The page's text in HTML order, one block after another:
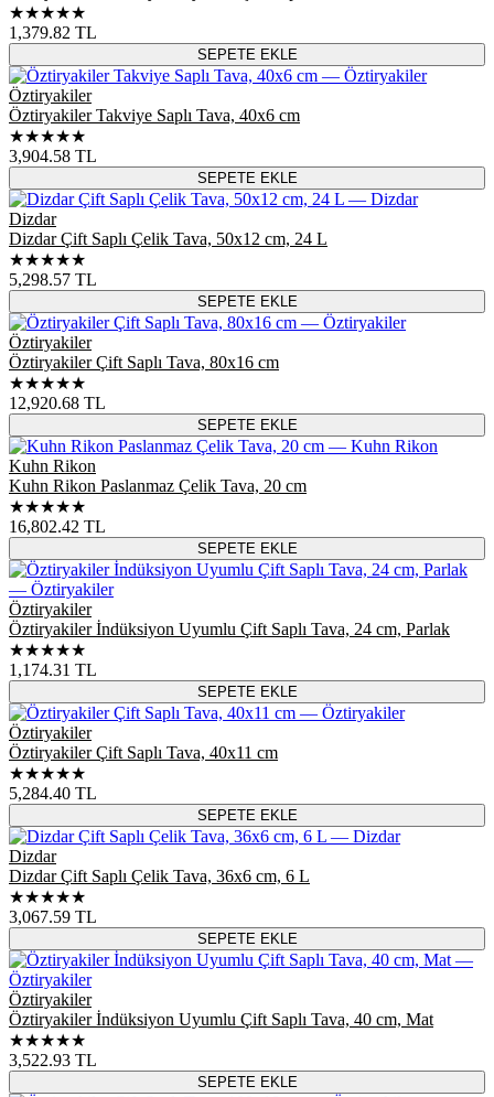
★★★★★
1,379.82 TL
SEPETE EKLE
Öztiryakiler
Öztiryakiler Takviye Saplı Tava, 40x6 cm
★★★★★
3,904.58 TL
SEPETE EKLE
Dizdar
Dizdar Çift Saplı Çelik Tava, 50x12 cm, 24 L
★★★★★
5,298.57 TL
SEPETE EKLE
Öztiryakiler
Öztiryakiler Çift Saplı Tava, 80x16 cm
★★★★★
12,920.68 TL
SEPETE EKLE
Kuhn Rikon
Kuhn Rikon Paslanmaz Çelik Tava, 20 cm
★★★★★
16,802.42 TL
SEPETE EKLE
Öztiryakiler
Öztiryakiler İndüksiyon Uyumlu Çift Saplı Tava, 24 cm, Parlak
★★★★★
1,174.31 TL
SEPETE EKLE
Öztiryakiler
Öztiryakiler Çift Saplı Tava, 40x11 cm
★★★★★
5,284.40 TL
SEPETE EKLE
Dizdar
Dizdar Çift Saplı Çelik Tava, 36x6 cm, 6 L
★★★★★
3,067.59 TL
SEPETE EKLE
Öztiryakiler
Öztiryakiler İndüksiyon Uyumlu Çift Saplı Tava, 40 cm, Mat
★★★★★
3,522.93 TL
SEPETE EKLE